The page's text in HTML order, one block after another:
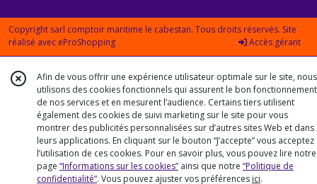
Copyright sarl comptoir maritime le cabestan. Tous droits réservés. Site
réalisé avec eProShopping Accès gérant
Afin de vous offrir une expérience utilisateur optimale sur le site, nous
utilisons des cookies fonctionnels qui assurent le bon fonctionnement
de nos services et en mesurent l’audience. Certains tiers utilisent
également des cookies de suivi marketing sur le site pour vous
montrer des publicités personnalisées sur d’autres sites Web et dans
leurs applications. En cliquant sur le bouton “J’accepte” vous acceptez
l’utilisation de ces cookies. Pour en savoir plus, vous pouvez lire notre
page “Informations sur les cookies” ainsi que notre “Politique de
confidentialité“. Vous pouvez ajuster vos préférences ici.